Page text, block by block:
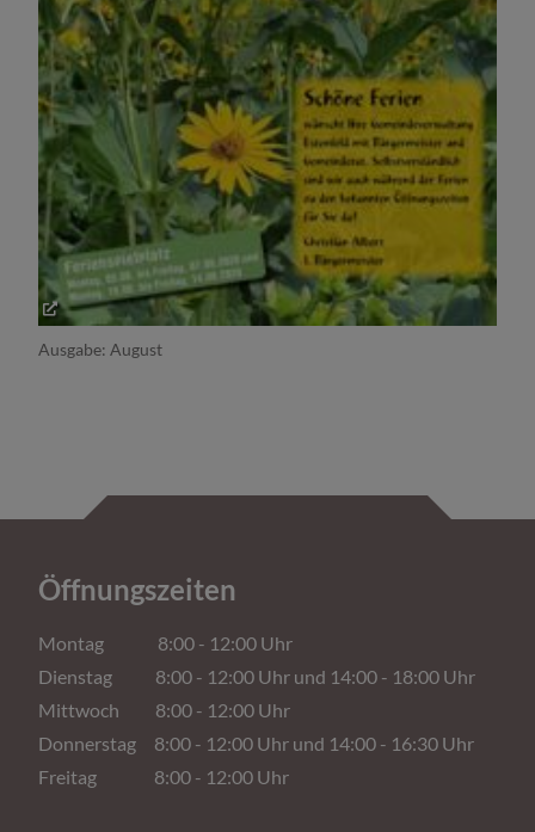
Ausgabe: August
Öffnungszeiten
Montag 8:00 - 12:00 Uhr
Dienstag 8:00 - 12:00 Uhr und 14:00 - 18:00 Uhr
Mittwoch 8:00 - 12:00 Uhr
Donnerstag 8:00 - 12:00 Uhr und 14:00 - 16:30 Uhr
Freitag 8:00 - 12:00 Uhr